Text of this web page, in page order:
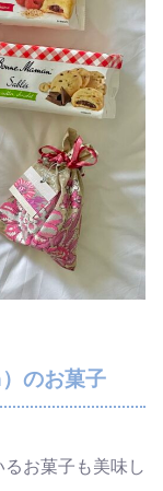
のお菓子
お菓子も美味し